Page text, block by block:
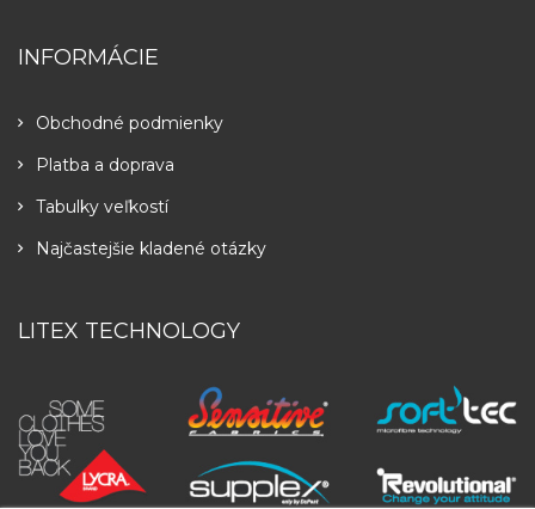
INFORMÁCIE
Obchodné podmienky
Platba a doprava
Tabulky veľkostí
Najčastejšie kladené otázky
LITEX TECHNOLOGY